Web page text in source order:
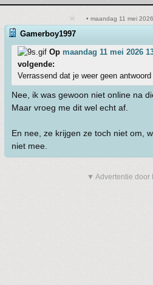
• maandag 11 mei
Gamerboy1997
Op maandag 11 mei 2026
volgende:
Verrassend dat je weer geen
Nee, ik was gewoon niet online na
Maar vroeg me dit wel echt af.
En nee, ze krijgen ze toch niet om,
niet mee.
▼ Advertentie door